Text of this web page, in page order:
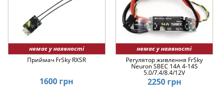
немає у наявності
Приймач FrSky RXSR
1600 грн
немає у наявності
Регулятор живлення FrSky
Neuron SBEC 14A 4-14S
5.0/7.4/8.4/12V
2250 грн